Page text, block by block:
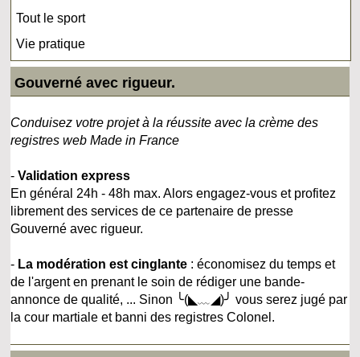
Tout le sport
Vie pratique
Gouverné avec rigueur.
Conduisez votre projet à la réussite avec la crème des
registres web Made in France
-Validation express
En général 24h - 48h max. Alors engagez-vous et profitez
librement des services de ce partenaire de presse
Gouverné avec rigueur.
- La modération est cinglante : économisez du temps et
de l'argent en prenant le soin de rédiger une bande-
annonce de qualité, ... Sinon ╰(◣﹏◢)╯ vous serez jugé par
la cour martiale et banni des registres Colonel.